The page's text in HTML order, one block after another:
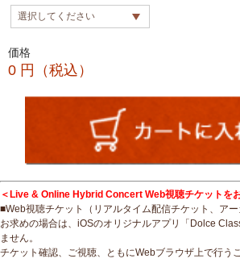
価格
0 円（税込）
＜Live & Online Hybrid Concert Web視聴チケットを
■Web視聴チケット（リアルタイム配信チケット、ア
お求めの場合は、iOSのオリジナルアプリ「Dolce
ません。
チケット確認、ご視聴、ともにWebブラウザ上で行う